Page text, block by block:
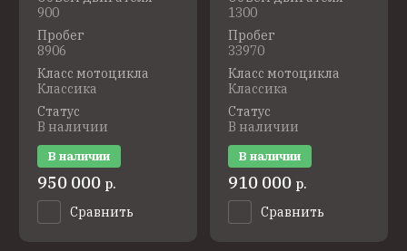
900
Пробег
8906
Класс мотоцикла
Классика
Статус
В наличии
В наличии
950 000 р.
Сравнить
1300
Пробег
33970
Класс мотоцикла
Классика
Статус
В наличии
В наличии
910 000 р.
Сравнить